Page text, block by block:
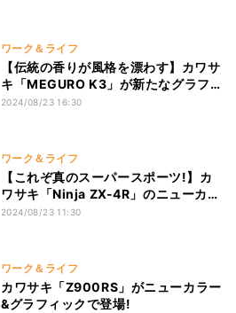
ワーク＆ライフ
【伝統の香りが風格を漂わす】カワサ
キ「MEGURO K3」が新たなグラフ
ィックで登場!
2024/08/23 16:30
ワーク＆ライフ
【これぞ真のスーパースポーツ!】カ
ワサキ「Ninja ZX-4R」のニューカラ
ーモデルが登場!
2024/08/23 11:30
ワーク＆ライフ
カワサキ「Z900RS」がニューカラー
&グラフィックで登場!